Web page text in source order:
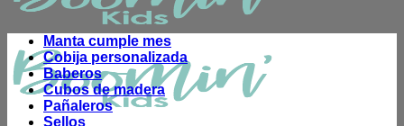
Manta cumple mes
Cobija personalizada
Baberos
Cubos de madera
Pañaleros
Sellos